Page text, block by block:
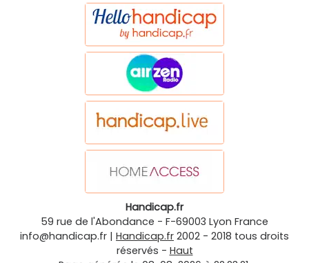
Handicap.fr
59 rue de l'Abondance - F-69003 Lyon France
info@handicap.fr | Handicap.fr 2002 - 2018 tous droits
réservés - Haut